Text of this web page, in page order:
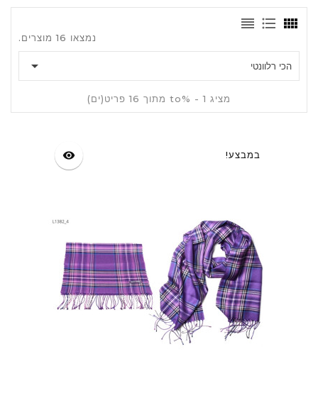
נמצאו 16 מוצרים.
הכי רלוונטי 
מציג 1 - %to מתוך 16 פריט(ים)
במבצע! visibility